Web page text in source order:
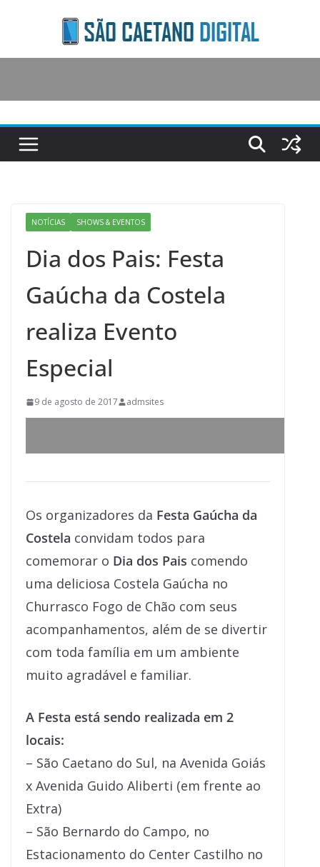
content
NOTÍCIAS SHOWS & EVENTOS
Dia dos Pais: Festa
Gaúcha da Costela
realiza Evento
Especial
9 de agosto de 2017 admsites
Os organizadores da Festa Gaúcha da
Costela convidam todos para
comemorar o Dia dos Pais comendo
uma deliciosa Costela Gaúcha no
Churrasco Fogo de Chão com seus
acompanhamentos, além de se divertir
com toda família em um ambiente
muito agradável e familiar.
A Festa está sendo realizada em 2
locais:
– São Caetano do Sul, na Avenida Goiás
x Avenida Guido Aliberti (em frente ao
Extra)
– São Bernardo do Campo, no
Estacionamento do Center Castilho no